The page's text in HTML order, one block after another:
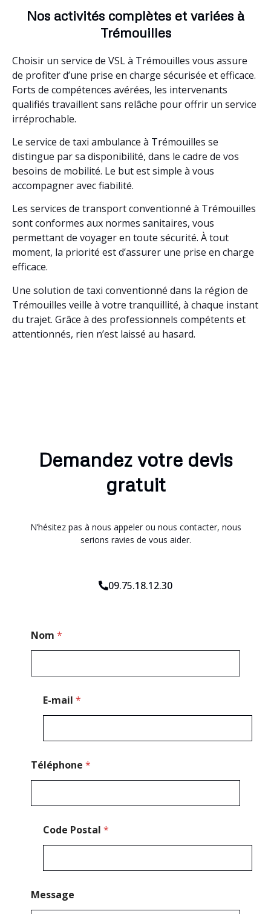
Nos activités complètes et variées à
Trémouilles
Choisir un service de VSL à Trémouilles vous assure
de profiter d’une prise en charge sécurisée et efficace.
Forts de compétences avérées, les intervenants
qualifiés travaillent sans relâche pour offrir un service
irréprochable.
Le service de taxi ambulance à Trémouilles se
distingue par sa disponibilité, dans le cadre de vos
besoins de mobilité. Le but est simple à vous
accompagner avec fiabilité.
Les services de transport conventionné à Trémouilles
sont conformes aux normes sanitaires, vous
permettant de voyager en toute sécurité. À tout
moment, la priorité est d’assurer une prise en charge
efficace.
Une solution de taxi conventionné dans la région de
Trémouilles veille à votre tranquillité, à chaque instant
du trajet. Grâce à des professionnels compétents et
attentionnés, rien n’est laissé au hasard.
Demandez votre devis
gratuit
N’hésitez pas à nous appeler ou nous contacter, nous
serions ravies de vous aider.
09.75.18.12.30
Nom *
E-mail *
Téléphone *
Code Postal *
Message